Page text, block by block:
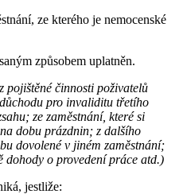
ze kterého je nemocenské
způsobem uplatněn.
pojištěné činnosti poživatelů
pro invaliditu třetího
ze zaměstnání, které si
dobu prázdnin; z dalšího
dovolené v jiném zaměstnání;
dohody o provedení práce atd.)
jestliže: